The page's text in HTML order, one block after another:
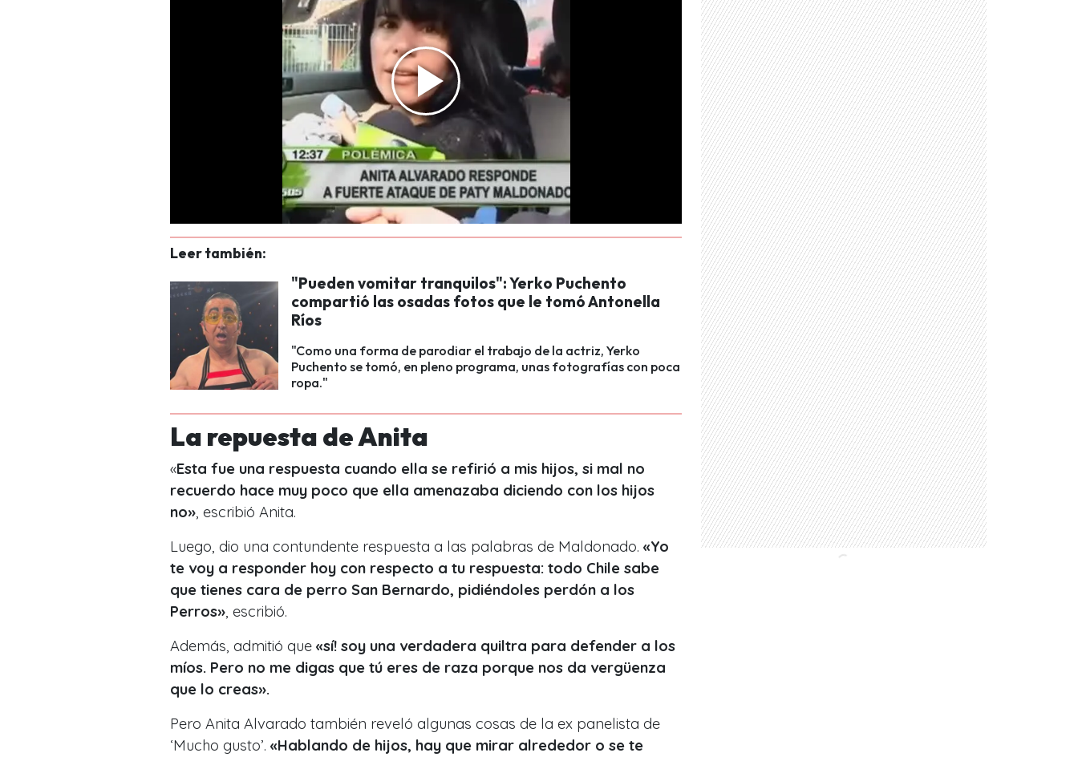
Leer también:
"Pueden vomitar tranquilos": Yerko Puchento
compartió las osadas fotos que le tomó Antonella
Ríos
"Como una forma de parodiar el trabajo de la actriz, Yerko
Puchento se tomó, en pleno programa, unas fotografías con poca
ropa."
La repuesta de Anita
«Esta fue una respuesta cuando ella se refirió a mis hijos, si mal no
recuerdo hace muy poco que ella amenazaba diciendo con los hijos
no», escribió Anita.
Luego, dio una contundente respuesta a las palabras de Maldonado. «Yo
te voy a responder hoy con respecto a tu respuesta: todo Chile sabe
que tienes cara de perro San Bernardo, pidiéndoles perdón a los
Perros», escribió.
Además, admitió que «sí! soy una verdadera quiltra para defender a los
míos. Pero no me digas que tú eres de raza porque nos da vergüenza
que lo creas».
Pero Anita Alvarado también reveló algunas cosas de la ex panelista de
‘Mucho gusto’. «Hablando de hijos, hay que mirar alrededor o se te